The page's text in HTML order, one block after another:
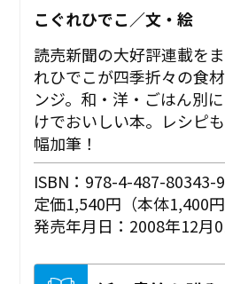
こぐれひでこ／文・絵
読売新聞の大好評連載を
れひでこが四季折々の食
ンジ。和・洋・ごはん別
けでおいしい本。レシピ
幅加筆！
ISBN：978-4-487-80343-9
定価1,540円（本体1,400円
発売年月日：2008年12月